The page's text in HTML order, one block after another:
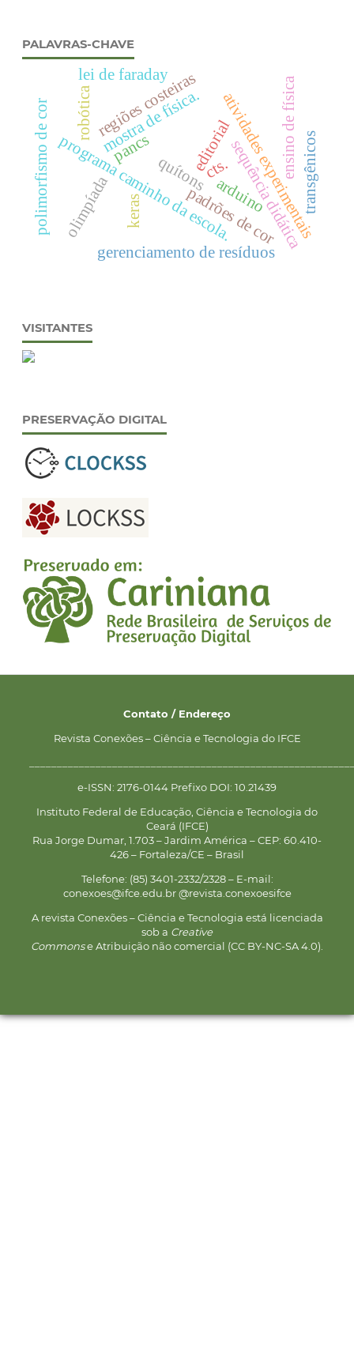
PALAVRAS-CHAVE
editorial
padrões de cor
atividades experimentais
mostra de física.
programa caminho da escola.
polimorfismo de cor quítons
regiões costeiras
olimpíada
robótica
keras sequência didáticatransgênicos
cts. ensino de física
lei de faraday
gerenciamento de resíduos
arduino
pancs
VISITANTES
PRESERVAÇÃO DIGITAL
Contato / Endereço
Revista Conexões – Ciência e Tecnologia do IFCE
e-ISSN: 2176-0144 Prefixo DOI: 10.21439
Instituto Federal de Educação, Ciência e Tecnologia do
Ceará (IFCE)
Rua Jorge Dumar, 1.703 – Jardim América – CEP: 60.410-
426 – Fortaleza/CE – Brasil
Telefone: (85) 3401-2332/2328 – E-mail:
conexoes@ifce.edu.br @revista.conexoesifce
A revista Conexões – Ciência e Tecnologia está licenciada
sob a Creative
Commonse Atribuição não comercial (CC BY-NC-SA 4.0).